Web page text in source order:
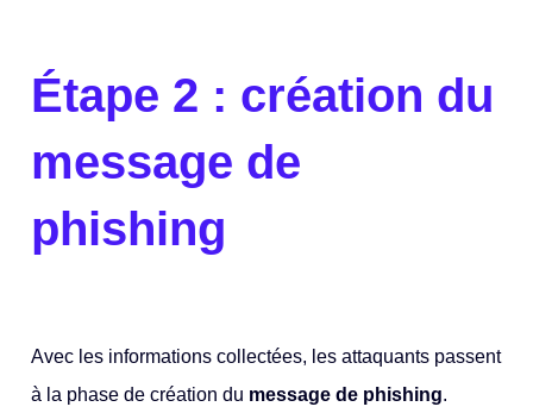
Étape 2 : création du
message de
phishing
Avec les informations collectées, les attaquants passent
à la phase de création du message de phishing.